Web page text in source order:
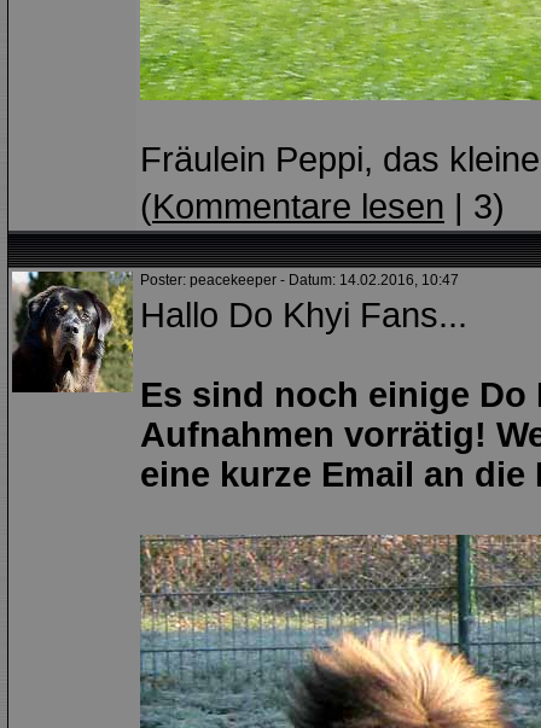
Fräulein Peppi, das
(Kommentare lesen | 3)
Poster: peacekeeper - Datum: 14.02.2016, 10:47
Hallo Do Khyi Fans...
Es sind noch einige
Aufnahmen vorrätig!
eine kurze Email an die